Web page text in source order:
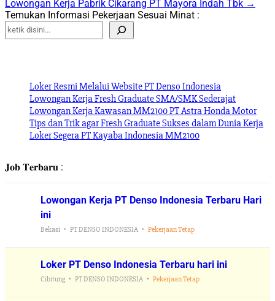
Lowongan Kerja Pabrik Cikarang PT Mayora Indah Tbk →
Temukan Informasi Pekerjaan Sesuai Minat :
Loker Resmi Melalui Website PT Denso Indonesia
Lowongan Kerja Fresh Graduate SMA/SMK Sederajat
Lowongan Kerja Kawasan MM2100 PT Astra Honda Motor
Tips dan Trik agar Fresh Graduate Sukses dalam Dunia Kerja
Loker Segera PT Kayaba Indonesia MM2100
𝐉𝐨𝐛 𝐓𝐞𝐫𝐛𝐚𝐫𝐮 :
Lowongan Kerja PT Denso Indonesia Terbaru Hari
ini
Bekasi PT DENSO INDONESIA Pekerjaan Tetap
Loker PT Denso Indonesia Terbaru hari ini
Cibitung PT DENSO INDONESIA Pekerjaan Tetap